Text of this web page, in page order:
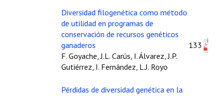
Diversidad filogenética como método
de utilidad en programas de
conservación de recursos genéticos
ganaderos
F. Goyache, J.L. Carús, I. Álvarez, J.P.
Gutiérrez, I. Fernández, L.J. Royo
133
Pérdidas de diversidad genética en la